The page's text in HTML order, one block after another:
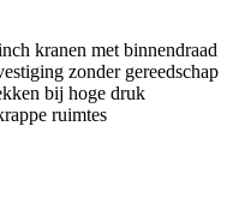
kranen met binnendraad
zonder gereedschap
bij hoge druk
ruimtes